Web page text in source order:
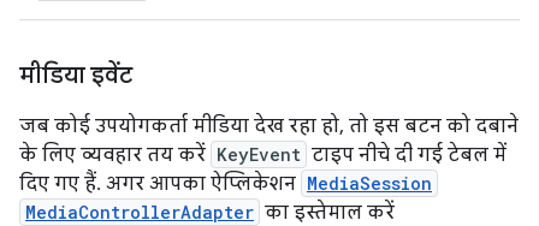
मीडिया इवेंट
जब कोई उपयोगकर्ता मीडिया देख रहा हो, तो इस बटन को दबाने
के लिए व्यवहार तय करें KeyEvent टाइप नीचे दी गई टेबल में
दिए गए हैं. अगर आपका ऐप्लिकेशन MediaSession
MediaControllerAdapter का इस्तेमाल करें